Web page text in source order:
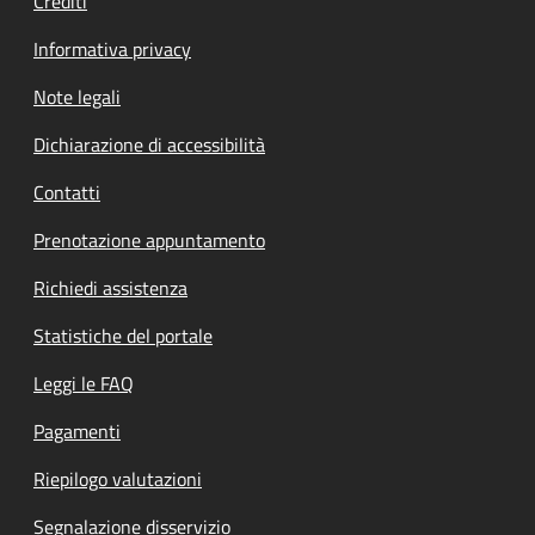
Informativa privacy
Note legali
Dichiarazione di accessibilità
Contatti
Prenotazione appuntamento
Richiedi assistenza
Statistiche del portale
Leggi le FAQ
Pagamenti
Riepilogo valutazioni
Segnalazione disservizio